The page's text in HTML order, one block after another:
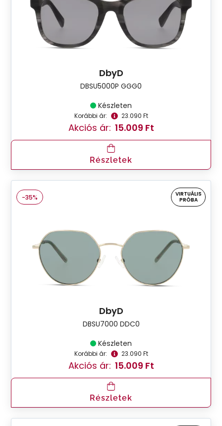
DbyD
DBSU5000P GGG0
Készleten
Korábbi ár: 23.090 Ft
Akciós ár: 15.009 Ft
Részletek
-35%
VIRTUÁLIS
PRÓBA
DbyD
DBSU7000 DDC0
Készleten
Korábbi ár: 23.090 Ft
Akciós ár: 15.009 Ft
Részletek